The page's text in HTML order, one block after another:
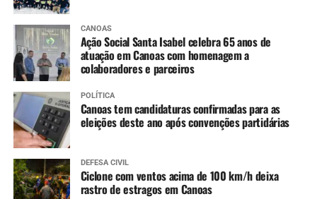
10 a 14 anos
Dengue (2 doses, com intervalo de 3 meses entre
as doses)
Meningo ACWY (dose única)
CANOAS
Ação Social Santa Isabel celebra 65 anos de
atuação em Canoas com homenagem a
colaboradores e parceiros
POLÍTICA
Canoas tem candidaturas confirmadas para as
eleições deste ano após convenções partidárias
DEFESA CIVIL
Ciclone com ventos acima de 100 km/h deixa
rastro de estragos em Canoas